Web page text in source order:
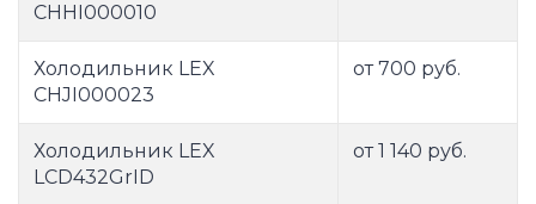
CHHI000010
Холодильник LEX
CHJI000023
от 700 руб.
Холодильник LEX
LCD432GrID
от 1 140 руб.